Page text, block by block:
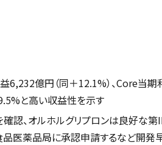
6,232億円（同＋12.1%）、Core当期
と高い収益性を示す
確認、オルホルグリプロンは良好な第
医薬品局に承認申請するなど開発